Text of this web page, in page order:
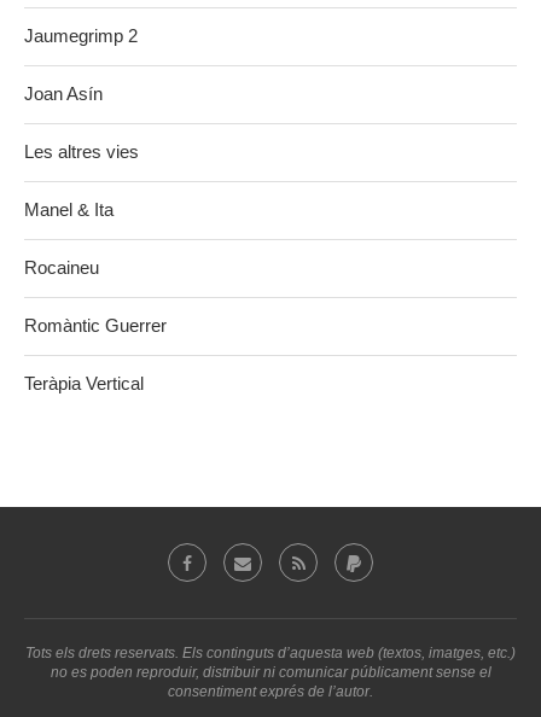
Jaumegrimp 2
Joan Asín
Les altres vies
Manel & Ita
Rocaineu
Romàntic Guerrer
Teràpia Vertical
Tots els drets reservats. Els continguts d’aquesta web (textos, imatges, etc.)
no es poden reproduir, distribuir ni comunicar públicament sense el
consentiment exprés de l’autor.